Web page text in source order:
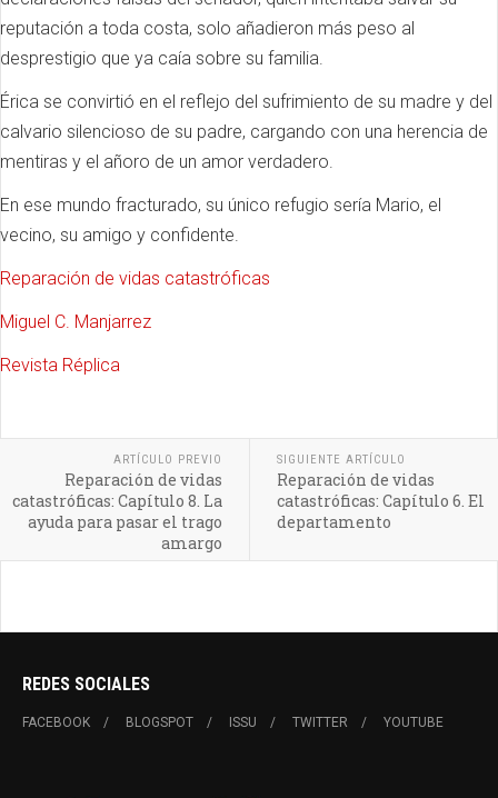
reputación a toda costa, solo añadieron más peso al
desprestigio que ya caía sobre su familia.
Érica se convirtió en el reflejo del sufrimiento de su madre y del
calvario silencioso de su padre, cargando con una herencia de
mentiras y el añoro de un amor verdadero.
En ese mundo fracturado, su único refugio sería Mario, el
vecino, su amigo y confidente.
Reparación de vidas catastróficas
Miguel C. Manjarrez
Revista Réplica
ARTÍCULO PREVIO
Reparación de vidas
catastróficas: Capítulo 8. La
ayuda para pasar el trago
amargo
SIGUIENTE ARTÍCULO
Reparación de vidas
catastróficas: Capítulo 6. El
departamento
REDES SOCIALES
FACEBOOK BLOGSPOT ISSU TWITTER YOUTUBE